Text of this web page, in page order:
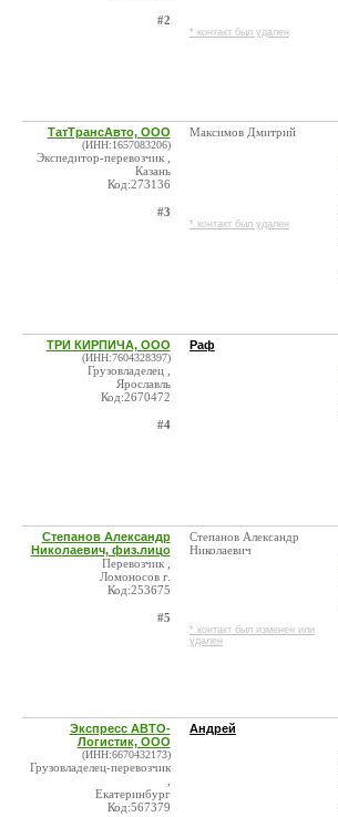
#2
* контакт был удален
ТатТрансАвто, ООО
(ИНН:1657083206)
Экспедитор-перевозчик ,
Казань
Код:273136
#3
Максимов Дмитрий
* контакт был удален
ТРИ КИРПИЧА, ООО
(ИНН:7604328397)
Грузовладелец ,
Ярославль
Код:2670472
#4
Раф
Степанов Александр
Николаевич, физ.лицо
Перевозчик ,
Ломоносов г.
Код:253675
#5
Степанов Александр
Николаевич
* контакт был изменен или
удален
Экспресс АВТО-
Логистик, ООО
(ИНН:6670432173)
Грузовладелец-перевозчик
Екатеринбург
Код:567379
Андрей